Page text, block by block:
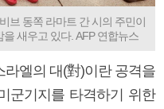
브 동쪽 라마트 간 시의 주민이
새우고 있다. AFP 연합뉴스
엘의 대(對)이란 공격을
군기지를 타격하기 위한